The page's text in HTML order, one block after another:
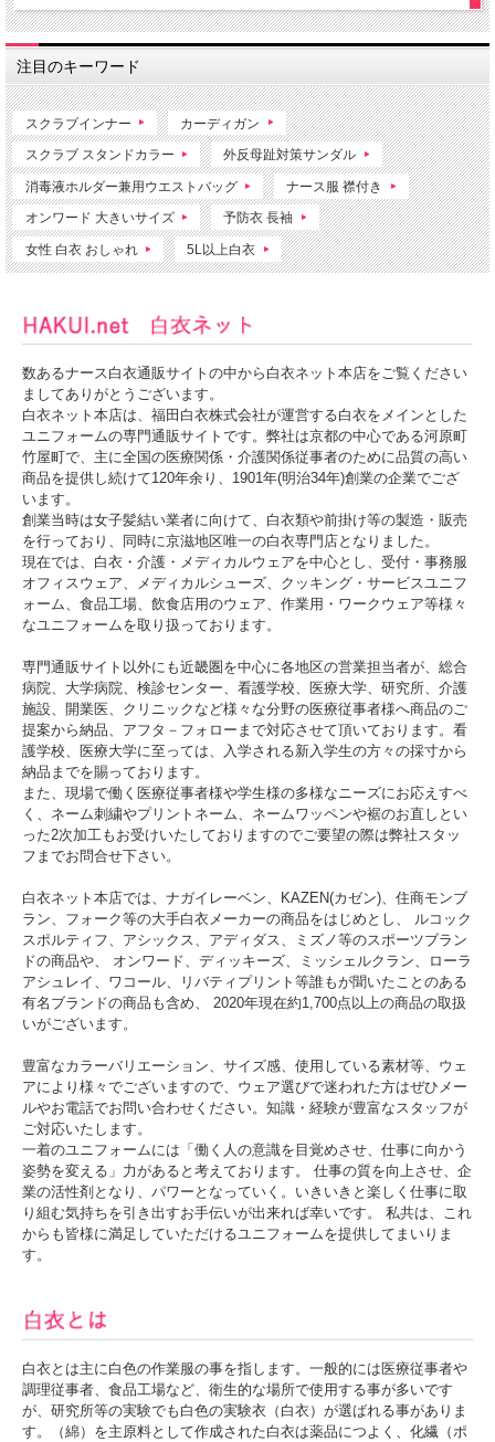
注目のキーワード
スクラブインナー カーディガン
スクラブ スタンドカラー 外反母趾対策サンダル
消毒液ホルダー兼用ウエストバッグ ナース服 襟付き
オンワード 大きいサイズ 予防衣 長袖
女性 白衣 おしゃれ 5L以上白衣
数あるナース白衣通販サイトの中から白衣ネット本店をご覧ください
ましてありがとうございます。
白衣ネット本店は、福田白衣株式会社が運営する白衣をメインとした
ユニフォームの専門通販サイトです。弊社は京都の中心である河原町
竹屋町で、主に全国の医療関係・介護関係従事者のために品質の高い
商品を提供し続けて120年余り、1901年(明治34年)創業の企業でござ
います。
創業当時は女子髪結い業者に向けて、白衣類や前掛け等の製造・販売
を行っており、同時に京滋地区唯一の白衣専門店となりました。
現在では、白衣・介護・メディカルウェアを中心とし、受付・事務服
オフィスウェア、メディカルシューズ、クッキング・サービスユニフ
ォーム、食品工場、飲食店用のウェア、作業用・ワークウェア等様々
なユニフォームを取り扱っております。
専門通販サイト以外にも近畿圏を中心に各地区の営業担当者が、総合
病院、大学病院、検診センター、看護学校、医療大学、研究所、介護
施設、開業医、クリニックなど様々な分野の医療従事者様へ商品のご
提案から納品、アフタ－フォローまで対応させて頂いております。看
護学校、医療大学に至っては、入学される新入学生の方々の採寸から
納品までを賜っております。
また、現場で働く医療従事者様や学生様の多様なニーズにお応えすべ
く、ネーム刺繍やプリントネーム、ネームワッペンや裾のお直しとい
った2次加工もお受けいたしておりますのでご要望の際は弊社スタッ
フまでお問合せ下さい。
白衣ネット本店では、ナガイレーベン、KAZEN(カゼン)、住商モンブ
ラン、フォーク等の大手白衣メーカーの商品をはじめとし、 ルコック
スポルティフ、アシックス、アディダス、ミズノ等のスポーツブラン
ドの商品や、 オンワード、ディッキーズ、ミッシェルクラン、ローラ
アシュレイ、ワコール、リバティプリント等誰もが聞いたことのある
有名ブランドの商品も含め、 2020年現在約1,700点以上の商品の取扱
いがございます。
豊富なカラーバリエーション、サイズ感、使用している素材等、ウェ
アにより様々でございますので、ウェア選びで迷われた方はぜひメー
ルやお電話でお問い合わせください。知識・経験が豊富なスタッフが
ご対応いたします。
一着のユニフォームには「働く人の意識を目覚めさせ、仕事に向かう
姿勢を変える」力があると考えております。 仕事の質を向上させ、企
業の活性剤となり、パワーとなっていく。いきいきと楽しく仕事に取
り組む気持ちを引き出すお手伝いが出来れば幸いです。 私共は、これ
からも皆様に満足していただけるユニフォームを提供してまいりま
す。
白衣とは主に白色の作業服の事を指します。一般的には医療従事者や
調理従事者、食品工場など、衛生的な場所で使用する事が多いです
が、研究所等の実験でも白色の実験衣（白衣）が選ばれる事がありま
す。（綿）を主原料として作成された白衣は薬品につよく、化繊（ポ